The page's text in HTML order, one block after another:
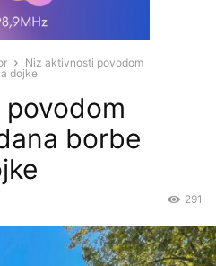
Niz aktivnosti povodom
dojke
borbe
291